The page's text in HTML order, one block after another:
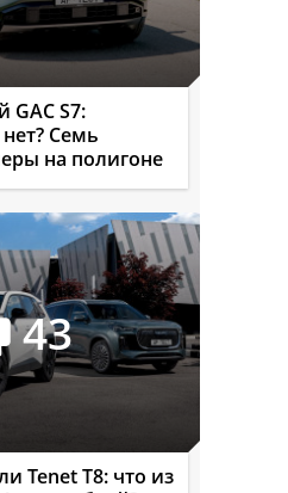
S7:
Семь
на полигоне
43
Tenet T8: что из